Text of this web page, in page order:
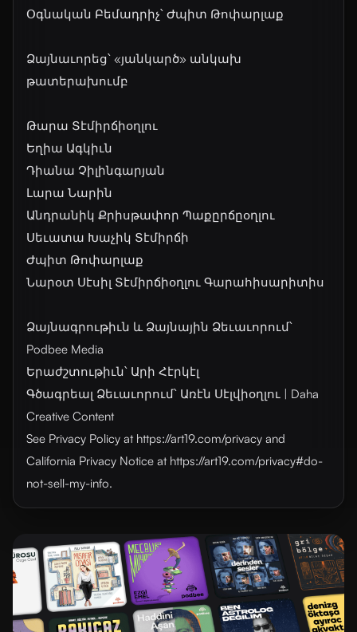
Օգնական Բեմադրիչ՝ Ժպիտ Թոփարլաք
Ձայնաւորեց՝ «յանկարծ» անկախ
թատերախումբ
Թարա Տէմիրճիօղլու
Եղիա Ագկիւն
Դիանա Չիլինգարյան
Լարա Նարին
Անդրանիկ Քրիսթափոր Պաքըրճըօղլու
Սեւատա Խաչիկ Տէմիրճի
Ժպիտ Թոփարլաք
Նարօտ Սէսիլ Տէմիրճիօղլու Գարահիսարիտիս
Ձայնագրութիւն և Ձայնային Ձեւաւորում՝
Podbee Media
Երաժշտութիւն՝ Արի Հէրկէլ
Գծագրեալ Ձեւաւորում՝ Առէն Սէլվիօղլու | Daha
Creative Content
See Privacy Policy at https://art19.com/privacy and
California Privacy Notice at https://art19.com/privacy#do-
not-sell-my-info.